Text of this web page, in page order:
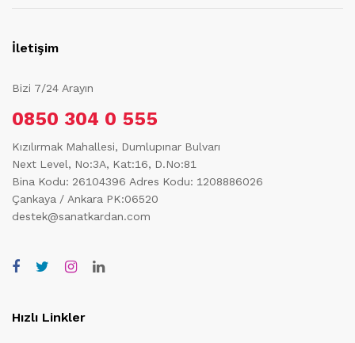
İletişim
Bizi 7/24 Arayın
0850 304 0 555
Kızılırmak Mahallesi, Dumlupınar Bulvarı
Next Level, No:3A, Kat:16, D.No:81
Bina Kodu: 26104396 Adres Kodu: 1208886026
Çankaya / Ankara PK:06520
destek@sanatkardan.com
Hızlı Linkler